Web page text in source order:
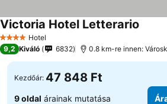
4 KategóriaHotel
Victoria Hotel Letterario
9,2 Kiváló 6832 0.8 km-re innen:
Kezdőár: 47 848 Ft
9 oldal árainak mutatása